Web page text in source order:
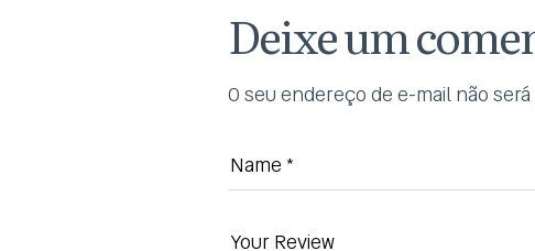
Deixe um
O seu endereço de e-mail não